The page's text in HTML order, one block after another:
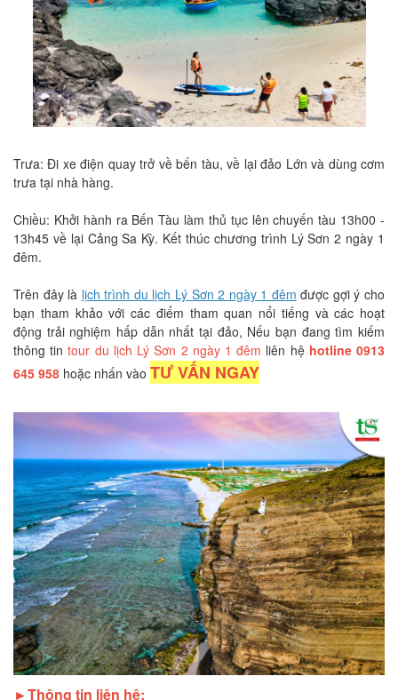
Trưa: Đi xe điện quay trở về bến tàu, về lại đảo Lớn và dùng cơm
trưa tại nhà hàng.
Chiều: Khởi hành ra Bến Tàu làm thủ tục lên chuyến tàu 13h00 -
13h45 về lại Cảng Sa Kỳ. Kết thúc chương trình Lý Sơn 2 ngày 1
đêm.
Trên đây là lịch trình du lịch Lý Sơn 2 ngày 1 đêm được gợi ý cho
bạn tham khảo với các điểm tham quan nổi tiếng và các hoạt
động trải nghiệm hấp dẫn nhất tại đảo, Nếu bạn đang tìm kiếm
thông tintour du lịch Lý Sơn 2 ngày 1 đêm liên hệ hotline 0913
645 958 hoặc nhấn vào TƯ VẤN NGAY
►Thông tin liên hệ: